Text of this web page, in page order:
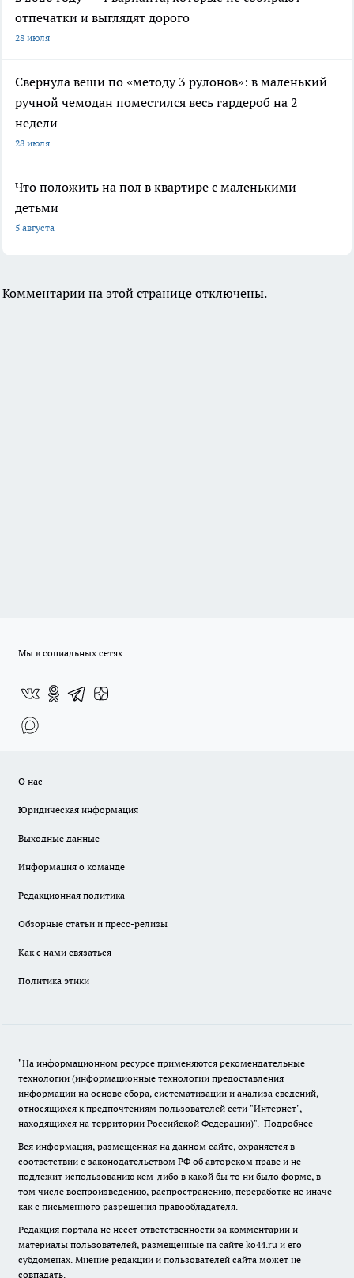
отпечатки и выглядят дорого
28 июля
Свернула вещи по «методу 3 рулонов»: в маленький
ручной чемодан поместился весь гардероб на 2
недели
28 июля
Что положить на пол в квартире с маленькими
детьми
5 августа
Комментарии на этой странице отключены.
Мы в социальных сетях
О нас
Юридическая информация
Выходные данные
Информация о команде
Редакционная политика
Обзорные статьи и пресс-релизы
Как с нами связаться
Политика этики
"На информационном ресурсе применяются рекомендательные
технологии (информационные технологии предоставления
информации на основе сбора, систематизации и анализа сведений,
относящихся к предпочтениям пользователей сети "Интернет",
находящихся на территории Российской Федерации)". Подробнее
Вся информация, размещенная на данном сайте, охраняется в
соответствии с законодательством РФ об авторском праве и не
подлежит использованию кем-либо в какой бы то ни было форме, в
том числе воспроизведению, распространению, переработке не иначе
как с письменного разрешения правообладателя.
Редакция портала не несет ответственности за комментарии и
материалы пользователей, размещенные на сайте ko44.ru и его
субдоменах. Мнение редакции и пользователей сайта может не
совпадать.